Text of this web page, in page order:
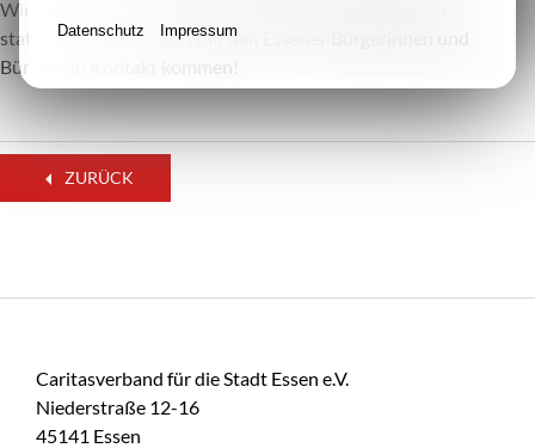
Wir freuen uns, wenn auch 2023 wieder Essen.Original
stattfindet und wir dort mit den Essener Bürgerinnen und
Bürgern in Kontakt kommen!
ZURÜCK
Caritasverband für die Stadt Essen e.V.
Niederstraße 12-16
45141 Essen
Datenschutz Impressum